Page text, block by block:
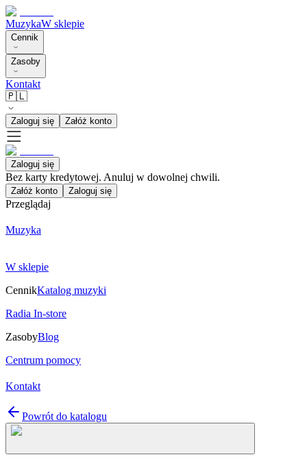
MuzykaW sklepie
Cennik
Zasoby
Kontakt
🇵🇱
Zaloguj się Załóż konto
Zaloguj się
Bez karty kredytowej. Anuluj w dowolnej chwili.
Załóż konto Zaloguj się
Przeglądaj
Muzyka
W sklepie
CennikKatalog muzyki
Radia In-store
ZasobyBlog
Centrum pomocy
Kontakt
Powrót do katalogu